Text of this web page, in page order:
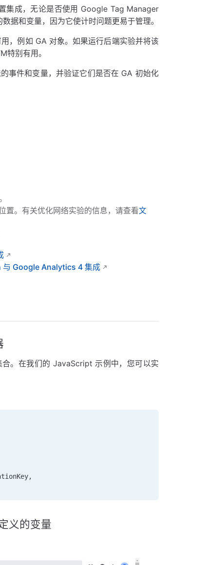
集成，无论是否使用 Google Tag Manager
据和变量，因为它使计时问题更易于管理。
，例如 GA 对象。如果运行后端实验并将该
特别有用。
事件和变量，并验证它们是否在 GA 初始化
置。有关优化网络实验的信息，请查看文
Google Analytics 4 集成
合。在我们的 JavaScript 示例中，您可以实
义的变量